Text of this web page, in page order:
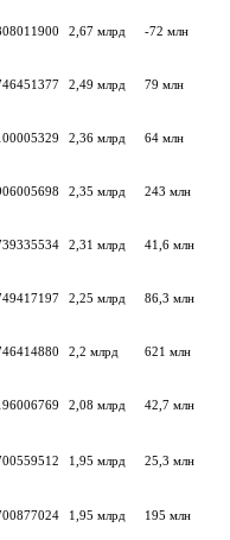
2,67 млрд -72 млн
2,49 млрд 79 млн
2,36 млрд 64 млн
2,35 млрд 243 млн
2,31 млрд 41,6 млн
2,25 млрд 86,3 млн
2,2 млрд 621 млн
2,08 млрд 42,7 млн
1,95 млрд 25,3 млн
1,95 млрд 195 млн